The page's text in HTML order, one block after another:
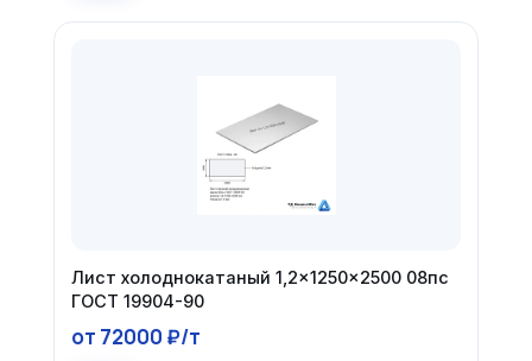
Лист холоднокатаный 1,2×1250×2500 08пс
ГОСТ 19904-90
от 72000 ₽/т